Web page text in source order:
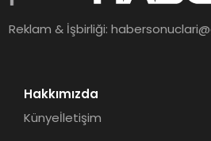
Reklam & İşbirliği:
Hakkımızda
Künyeİletişim